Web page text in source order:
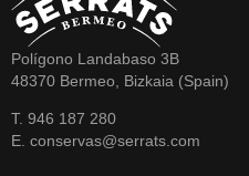
Polígono Landabaso 3B
48370 Bermeo, Bizkaia (Spain)
T. 946 187 280
E. conservas@serrats.com